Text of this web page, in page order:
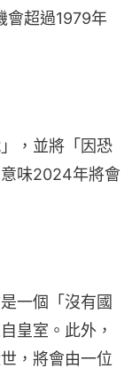
會超過1979年
，並將「因恐
味2024年將會
一個「沒有國
皇室。此外，
，將會由一位